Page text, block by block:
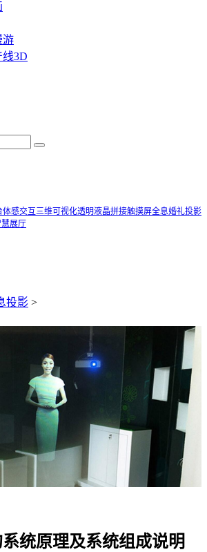
游
3D
体感交互三维可视化透明液晶拼接触摸屏全息婚礼投影
展厅
投影 >
统原理及系统组成说明